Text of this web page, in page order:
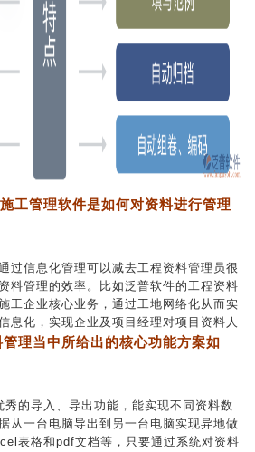
工管理软件是如何对资料进行管理
信息化管理可以减去工程资料管理员很
料管理的效率。比如泛普软件的工程资料
工企业核心业务，通过工地网络化从而实
息化，实现企业及项目经理对项目资料人
管理当中所给出的核心功能方案如
秀的导入、导出功能，能实现不同资料数
从一台电脑导出到另一台电脑实现异地做
表格和pdf文档等，只要通过系统对资料